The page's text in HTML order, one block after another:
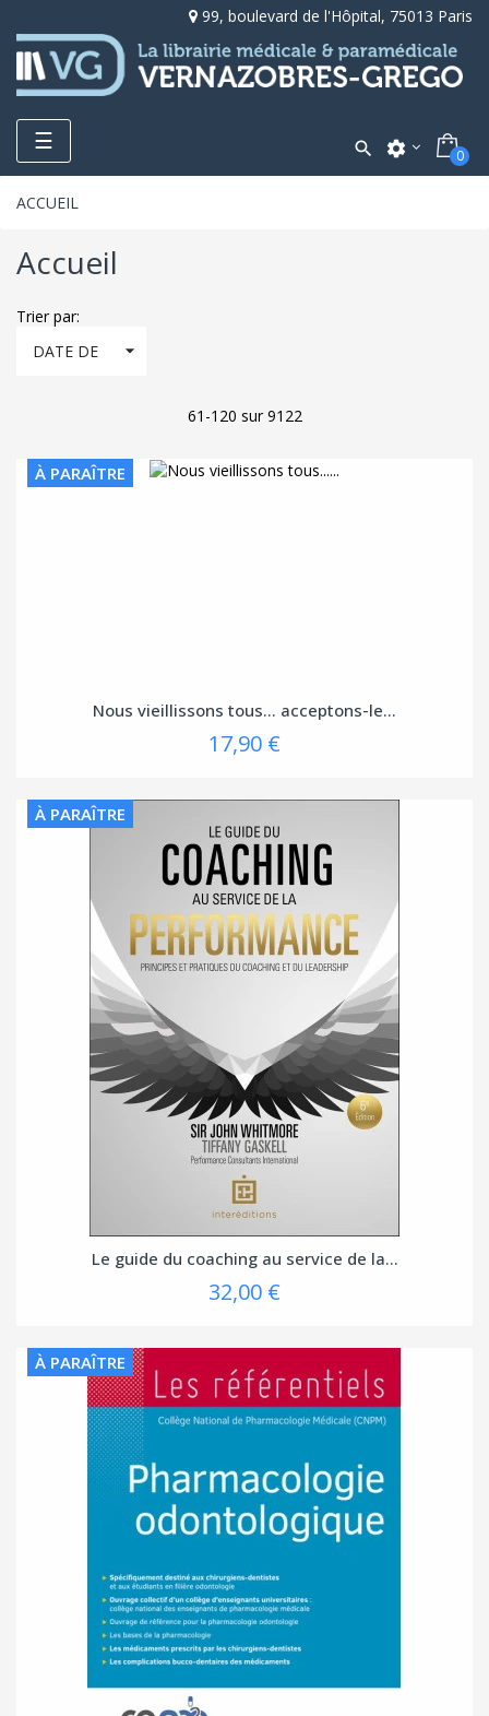
99, boulevard de l'Hôpital, 75013 Paris
Toggle
navigation
☰  settings 0
ACCUEIL
Accueil
Trier par:
DATE DE

61-120 sur 9122
À PARAÎTRE
Nous vieillissons tous... acceptons-le...
17,90 €
À PARAÎTRE
Le guide du coaching au service de la...
32,00 €
À PARAÎTRE